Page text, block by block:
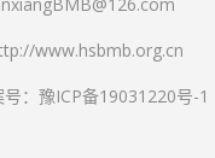
www.hsbmb.org.cn
：豫ICP备19031220号-1